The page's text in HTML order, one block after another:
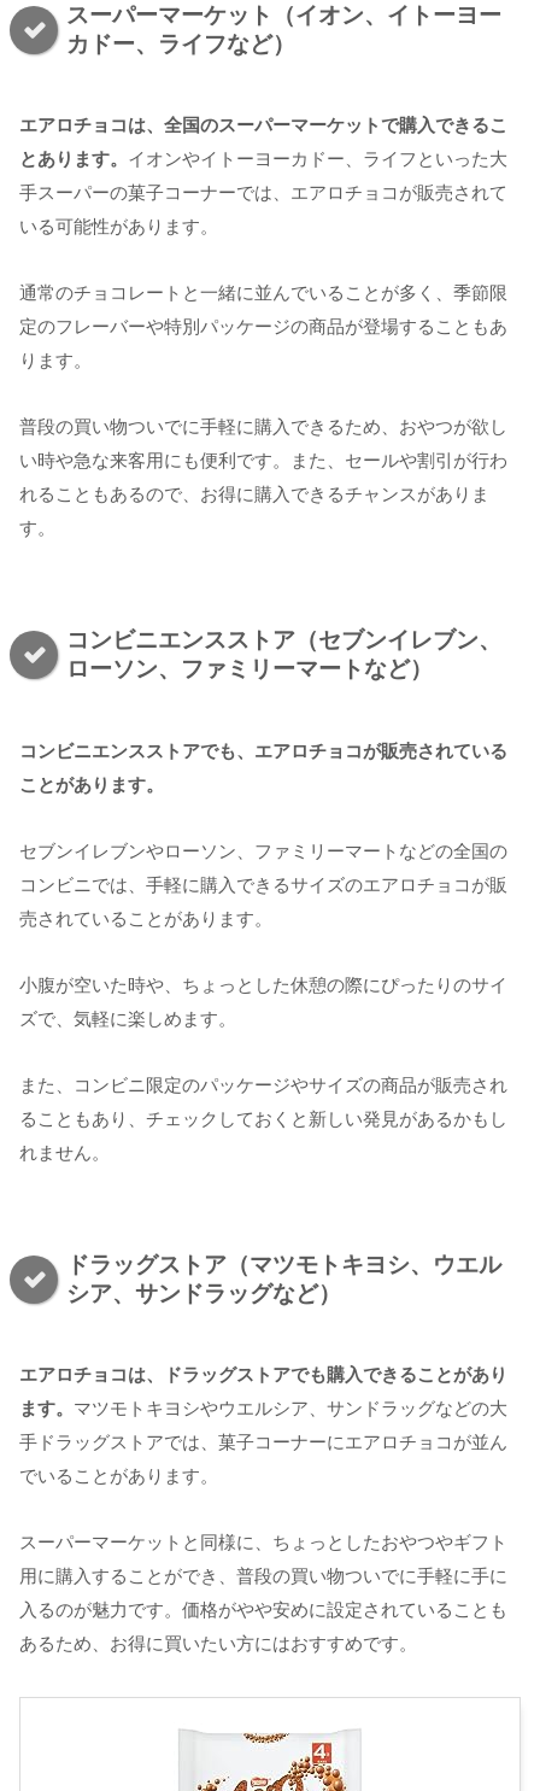
スーパーマーケット（イオン、イトーヨー
カドー、ライフなど）
エアロチョコは、全国のスーパーマーケットで購入できるこ
とあります。 イオンやイトーヨーカドー、ライフといった大
手スーパーの菓子コーナーでは、エアロチョコが販売されて
いる可能性があります。
通常のチョコレートと一緒に並んでいることが多く、季節限
定のフレーバーや特別パッケージの商品が登場することもあ
ります。
普段の買い物ついでに手軽に購入できるため、おやつが欲し
い時や急な来客用にも便利です。また、セールや割引が行わ
れることもあるので、お得に購入できるチャンスがありま
す。
コンビニエンスストア（セブンイレブン、
ローソン、ファミリーマートなど）
コンビニエンスストアでも、エアロチョコが販売されている
ことがあります。
セブンイレブンやローソン、ファミリーマートなどの全国の
コンビニでは、手軽に購入できるサイズのエアロチョコが販
売されていることがあります。
小腹が空いた時や、ちょっとした休憩の際にぴったりのサイ
ズで、気軽に楽しめます。
また、コンビニ限定のパッケージやサイズの商品が販売され
ることもあり、チェックしておくと新しい発見があるかもし
れません。
ドラッグストア（マツモトキヨシ、ウエル
シア、サンドラッグなど）
エアロチョコは、ドラッグストアでも購入できることがあり
ます。 マツモトキヨシやウエルシア、サンドラッグなどの大
手ドラッグストアでは、菓子コーナーにエアロチョコが並ん
でいることがあります。
スーパーマーケットと同様に、ちょっとしたおやつやギフト
用に購入することができ、普段の買い物ついでに手軽に手に
入るのが魅力です。価格がやや安めに設定されていることも
あるため、お得に買いたい方にはおすすめです。